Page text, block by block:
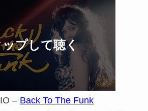
– Back To The Funk